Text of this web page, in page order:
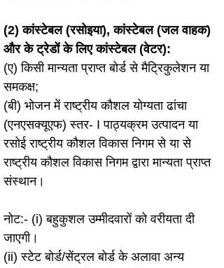
(2) कांस्टेबल (रसोइया), कांस्टेबल (जल वाहक)
और के ट्रेडों के लिए कांस्टेबल (वेटर):
(ए) किसी मान्यता प्राप्त बोर्ड से मैट्रिकुलेशन या
समकक्ष;
(बी) भोजन में राष्ट्रीय कौशल योग्यता ढांचा
(एनएसक्यूएफ) स्तर- I पाठ्यक्रम उत्पादन या
रसोई राष्ट्रीय कौशल विकास निगम से या से
राष्ट्रीय कौशल विकास निगम द्वारा मान्यता प्राप्त
संस्थान।
नोट:- (i) बहुकुशल उम्मीदवारों को वरीयता दी
जाएगी।
(ii) स्टेट बोर्ड/सेंट्रल बोर्ड के अलावा अन्य